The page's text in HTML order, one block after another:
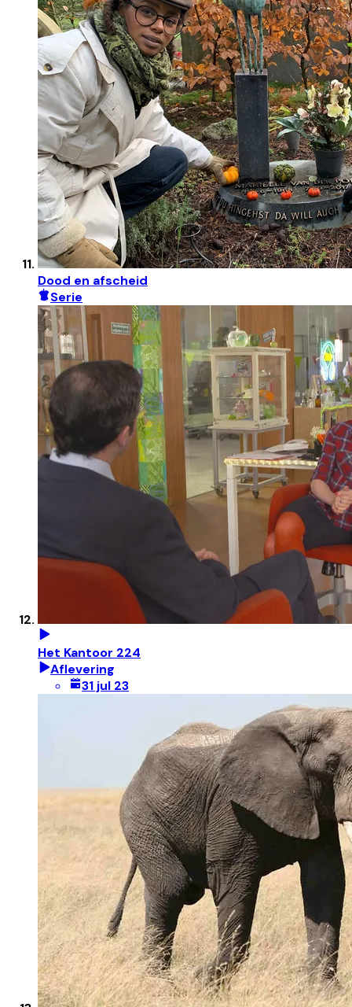
Dood en afscheid
Serie
Het Kantoor 224
Aflevering
31 jul 23